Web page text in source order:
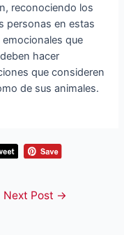
reconociendo los
personas en estas
que
hacer
que consideren
de sus animales.
Next Post →